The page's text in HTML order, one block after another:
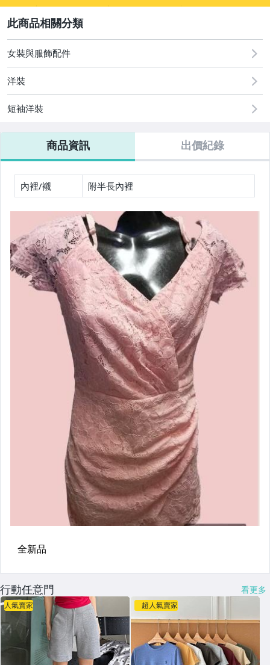
手機、配件與通訊
居家、家具與園藝
男性精品與服飾
美容保養與彩妝
女包精品與女鞋
家電與影音視聽
電腦、平板與周邊
運動、戶外與休閒
女裝與服飾配件
洋裝
短袖洋裝
商品資訊 出價紀錄
內裡/襯 附半長內裡
行動任意門 看更多
人氣賣家 超人氣賣家